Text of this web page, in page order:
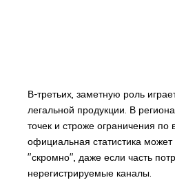
В-третьих, заметную роль
легальной продукции. В
точек и строже ограничения
официальная статистика
"скромно", даже если часть
нерегистрируемые каналы.